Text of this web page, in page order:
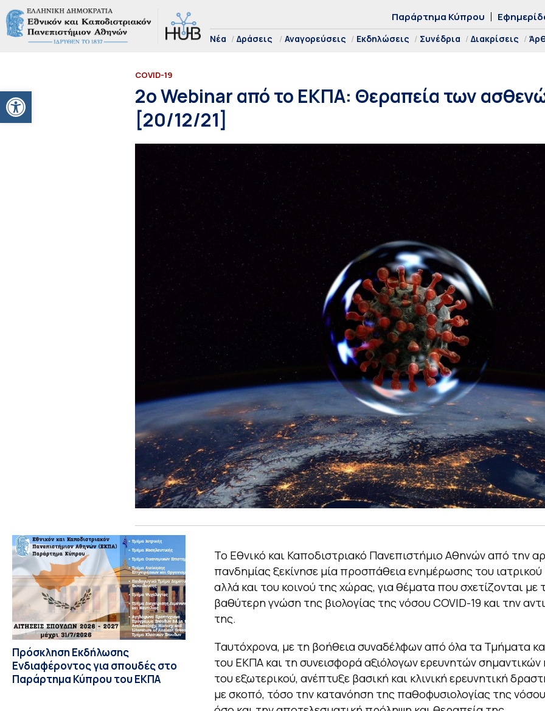
Ανοίξτε τη γραμμή εργαλείων
Παράρτημα Κύπρου
Νέα Δράσεις Αναγορεύσεις Εκδηλώσεις Συνέδρια Διακρίσεις
COVID-19
2ο Webinar από το ΕΚΠΑ: Θεραπεία των
[20/12/21]
Πρόσκληση Εκδήλωσης
Ενδιαφέροντος για σπουδές στο
Παράρτημα Κύπρου του ΕΚΠΑ
Το Εθνικό και Καποδιστριακό Πανεπιστήμιο Αθηνών από την
πανδημίας ξεκίνησε μία προσπάθεια ενημέρωσης του
αλλά και του κοινού της χώρας, για θέματα που σχετίζονται με
βαθύτερη γνώση της βιολογίας της νόσου COVID-19 και την
της.
Ταυτόχρονα, με τη βοήθεια συναδέλφων από όλα τα Τμήματα
του ΕΚΠΑ και τη συνεισφορά αξιόλογων ερευνητών σημαντικών
του εξωτερικού, ανέπτυξε βασική και κλινική ερευνητική
με σκοπό, τόσο την κατανόηση της παθοφυσιολογίας της